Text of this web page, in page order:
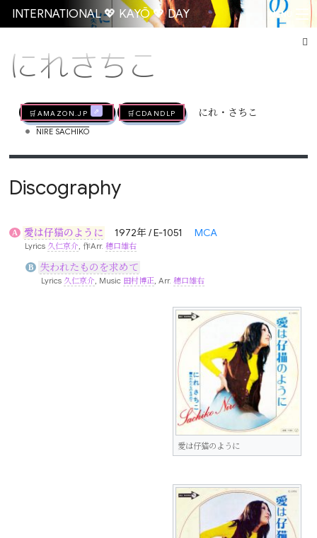
INTERNATIONAL 💖 KAYŌ 💖 DAY MENU
にれさちこ
🛒AMAZON.jp 🛒CDandLP にれ・さちこ
• NIRE SACHIKO
Discography
A 愛は仔猫のように 1972年 / E-1051 MCA
Lyrics 久仁京介 , 作Arr.穂口雄右
B 失われたものを求めて
Lyrics 久仁京介, Music 田村博正, Arr. 穂口雄右
愛は仔猫のように